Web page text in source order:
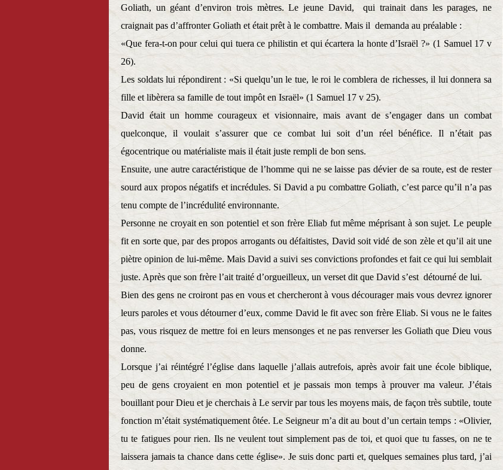
Goliath, un géant d’environ trois mètres. Le jeune David,
qui trainait dans les parages, ne
craignait pas d’affronter Goliath et était prêt à le combattre. Mais il demanda au préalable :
«Que fera-t-on pour celui qui tuera ce philistin et qui écartera la honte d’Israël ?» (1 Samuel 17 v
26).
Les soldats lui répondirent : «Si quelqu’un le tue, le roi le comblera de richesses, il lui donnera sa
fille et libèrera sa famille de tout impôt en Israël» (1 Samuel 17 v 25).
David était un homme courageux et visionnaire, mais avant de s’engager dans un combat
quelconque, il voulait s’assurer que ce combat lui soit d’un réel bénéfice. Il n’était pas
égocentrique ou matérialiste mais il était juste rempli de bon sens.
Ensuite, une autre caractéristique de l’homme qui ne se laisse pas dévier de sa route, est de rester
sourd aux propos négatifs et incrédules. Si David a pu combattre Goliath, c’est parce qu’il n’a pas
tenu compte de l’incrédulité environnante.
Personne ne croyait en son potentiel et son frère Eliab fut même méprisant à son sujet. Le peuple
fit en sorte que, par des propos arrogants ou défaitistes, David soit vidé de son zèle et qu’il ait une
piètre opinion de lui-même. Mais David a suivi ses convictions profondes et fait ce qui lui semblait
juste. Après que son frère l’ait traité d’orgueilleux, un verset dit que David s’est détourné de lui.
Bien des gens ne croiront pas en vous et chercheront à vous décourager mais vous devrez ignorer
leurs paroles et vous détourner d’eux, comme David le fit avec son frère Eliab. Si vous ne le faites
pas, vous risquez de mettre foi en leurs mensonges et ne pas renverser les Goliath que Dieu vous
donne.
Lorsque j’ai réintégré l’église dans laquelle j’allais autrefois, après avoir fait une école biblique,
peu de gens croyaient en mon potentiel et je passais mon temps à prouver ma valeur. J’étais
bouillant pour Dieu et je cherchais à Le servir par tous les moyens mais, de façon très subtile, toute
fonction m’était systématiquement ôtée. Le Seigneur m’a dit au bout d’un certain temps : «Olivier,
tu te fatigues pour rien. Ils ne veulent tout simplement pas de toi, et quoi que tu fasses, on ne te
laissera jamais ta chance dans cette église». Je suis donc parti et, quelques semaines plus tard, j’ai